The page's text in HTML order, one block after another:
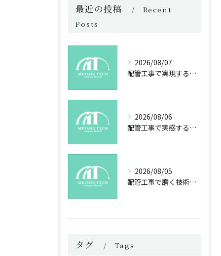
最近の投稿
Recent
Posts
2026/08/07
配管工事で実現する未来の安心と技術力
2026/08/06
配管工事で実感する成長と社会貢献の魅力
2026/08/05
配管工事で磨く技術と未来への誇り
タグ Tags